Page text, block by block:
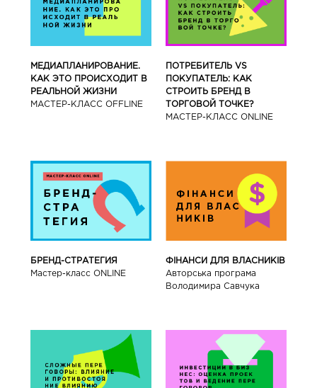
МЕДИАПЛАНИРОВАНИЕ.
КАК ЭТО ПРОИСХОДИТ В
РЕАЛЬНОЙ ЖИЗНИ
МАСТЕР-КЛАСС OFFLINE
ПОТРЕБИТЕЛЬ VS
ПОКУПАТЕЛЬ: КАК
СТРОИТЬ БРЕНД В
ТОРГОВОЙ ТОЧКЕ?
МАСТЕР-КЛАСС ONLINE
БРЕНД-СТРАТЕГИЯ
Мастер-класс ONLINE
ФІНАНСИ ДЛЯ ВЛАСНИКІВ
Авторська програма
Володимира Савчука